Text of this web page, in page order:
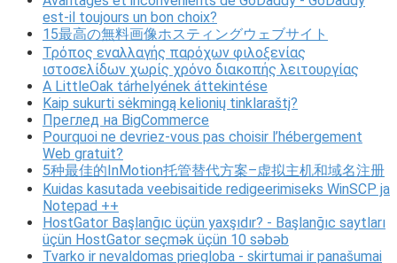
est-il toujours un bon choix?
15最高の無料画像ホスティングウェブサイト
Τρόπος εναλλαγής παρόχων φιλοξενίας
ιστοσελίδων χωρίς χρόνο διακοπής λειτουργίας
A LittleOak tárhelyének áttekintése
Kaip sukurti sėkmingą kelionių tinklaraštį?
Преглед на BigCommerce
Pourquoi ne devriez-vous pas choisir l’hébergement
Web gratuit?
5种最佳的InMotion托管替代方案–虚拟主机和域名注册
Kuidas kasutada veebisaitide redigeerimiseks WinSCP ja
Notepad ++
HostGator Başlanğıc üçün yaxşıdır? - Başlanğıc saytları
üçün HostGator seçmək üçün 10 səbəb
Tvarko ir nevaldomas priegloba - skirtumai ir panašumai